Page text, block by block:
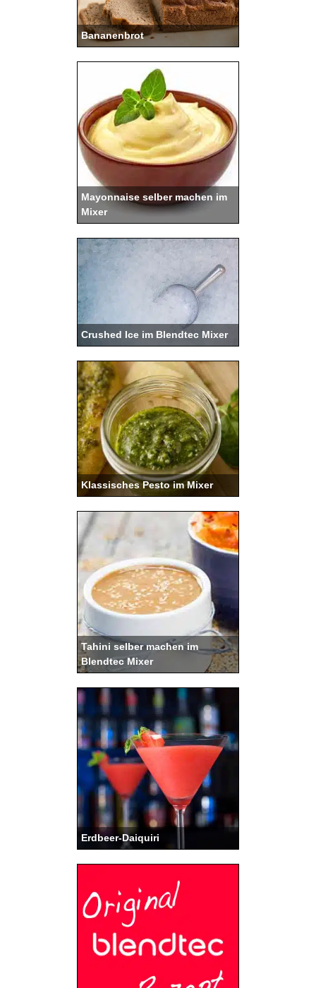
Bananenbrot
Mayonnaise selber machen im
Mixer
Crushed Ice im Blendtec Mixer
Klassisches Pesto im Mixer
Tahini selber machen im
Blendtec Mixer
Erdbeer-Daiquiri